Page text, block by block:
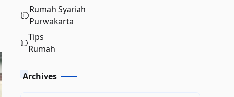
Rumah Syariah
Purwakarta
Tips
Rumah
Archives